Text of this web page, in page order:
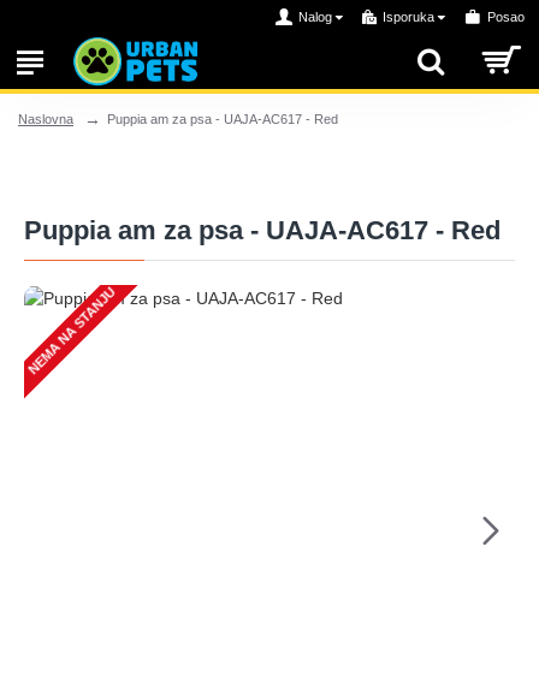
Nalog Isporuka Posao
Naslovna Puppia am za psa - UAJA-AC617 - Red
Puppia am za psa - UAJA-AC617 - Red
NEMA NA STANJU